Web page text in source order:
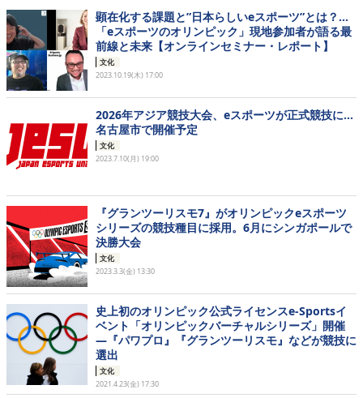
顕在化する課題と”日本らしいeスポーツ”とは？…
「eスポーツのオリンピック」現地参加者が語る最
前線と未来【オンラインセミナー・レポート】
文化
2023.10.19(木) 17:00
2026年アジア競技大会、eスポーツが正式競技に…
名古屋市で開催予定
文化
2023.7.10(月) 19:00
『グランツーリスモ7』がオリンピックeスポーツ
シリーズの競技種目に採用。6月にシンガポールで
決勝大会
文化
2023.3.3(金) 13:30
史上初のオリンピック公式ライセンスe-Sportsイ
ベント「オリンピックバーチャルシリーズ」開催
―『パワプロ』『グランツーリスモ』などが競技に
選出
文化
2021.4.23(金) 17:30